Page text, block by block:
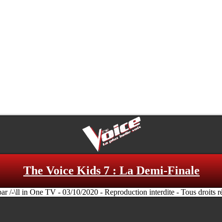
The Voice Kids 7 : La Demi-Finale
/-\ll in One TV - 03/10/2020 - Reproduction interdite - Tous droits